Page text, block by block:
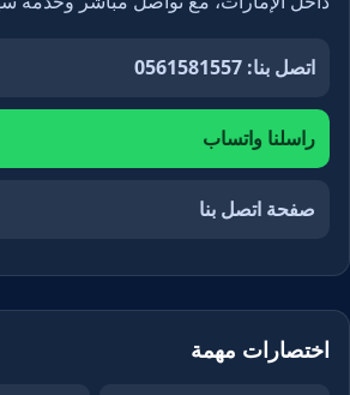
اتصل بنا: 0561581557
راسلنا واتساب
صفحة اتصل بنا
اختصارات مهمة